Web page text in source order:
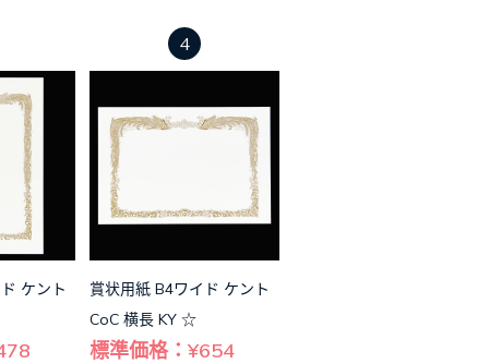
ケント
4
賞状用紙 B4ワイド ケント
CoC 横長 KY ☆
標準価格：¥654